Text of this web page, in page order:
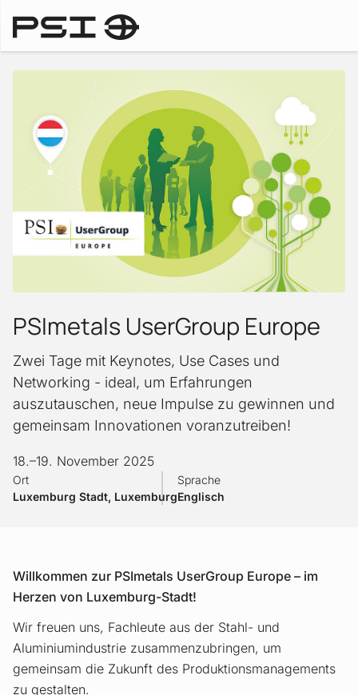
PSImetals UserGroup Europe
Zwei Tage mit Keynotes, Use Cases und
Networking - ideal, um Erfahrungen
auszutauschen, neue Impulse zu gewinnen und
gemeinsam Innovationen voranzutreiben!
18.–19. November 2025
Ort
Luxemburg Stadt, Luxemburg
Sprache
Englisch
Willkommen zur PSImetals UserGroup Europe – im
Herzen von Luxemburg-Stadt!
Wir freuen uns, Fachleute aus der Stahl- und
Aluminiumindustrie zusammenzubringen, um
gemeinsam die Zukunft des Produktionsmanagements
zu gestalten.